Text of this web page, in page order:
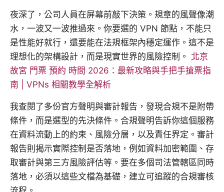
夜深了，公司人員在屏幕前敲下決策。規章的風聲像潮
水，一波又一波推過來。你要選的 VPN 節點，不能只
是性能好就行，還要能在法規框架內穩定運作。這不是
理想化的架構設計，而是現實世界的風險控制。 北京
故宮 門票 預約 時間 2026：最新攻略與手把手搶票指
南 | VPNs 相關教學全解析
我查閱了多份官方聲明與審計報告，發現合規不是附帶
條件，而是選型的先決條件。合規聲明告訴你這個服務
在資料流動上的約束、風險分層，以及責任界定。審計
報告則揭示實際控制是否落地，例如資料加密範圍、存
取審計與第三方風險評估等。要在多個司法管轄區同時
落地，必須以這些文檔為基礎，建立可追蹤的合規審核